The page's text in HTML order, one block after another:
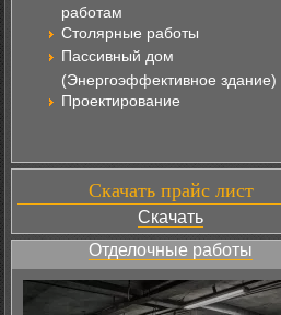
работам
Столярные работы
Пассивный дом
(Энергоэффективное здание)
Проектирование
Скачать прайс лист
Скачать
Отделочные работы